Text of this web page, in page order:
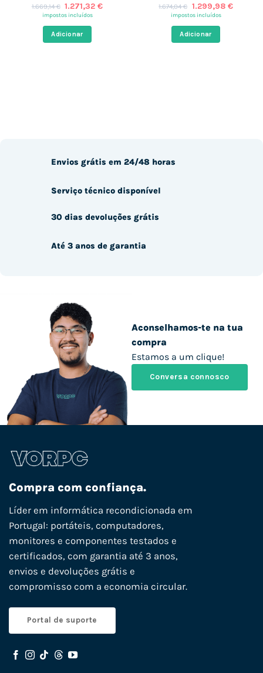
1.669,14€ O
preço
era:
1.669,14 €.
1.271,32€O
impostos incluídos
Adicionar
1.674,04€ O
preço
era:
1.674,04 €.
1.299,98 €O
impostos incluídos
Adicionar
Aconselhamos-te na tua
compra
Estamos a um clique!
Conversa connosco
Envios grátis em 24/48 horas
Serviço técnico disponível
30 dias devoluções grátis
Até 3 anos de garantia
Compra com confiança.
Líder em informática recondicionada em
Portugal: portáteis, computadores,
monitores e componentes testados e
certificados, com garantia até 3 anos,
envios e devoluções grátis e
compromisso com a economia circular.
Portal de suporte